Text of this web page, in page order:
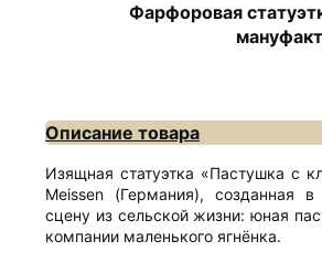
Фарфоровая
Описание товара
Изящная статуэтка «Пастушка с
Meissen (Германия), созданная
сцену из сельской жизни: юная
компании маленького ягнёнка.